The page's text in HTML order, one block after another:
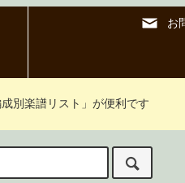
お
成別楽譜リスト」が便利です